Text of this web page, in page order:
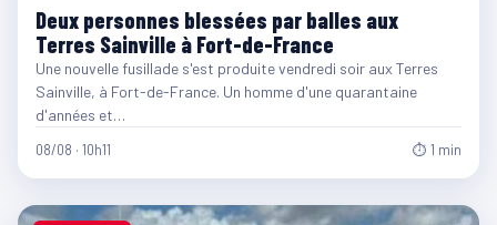
Deux personnes blessées par balles aux
Terres Sainville à Fort-de-France
Une nouvelle fusillade s'est produite vendredi soir aux Terres
Sainville, à Fort-de-France. Un homme d'une quarantaine
d'années et…
08/08 · 10h11 ⏱ 1 min